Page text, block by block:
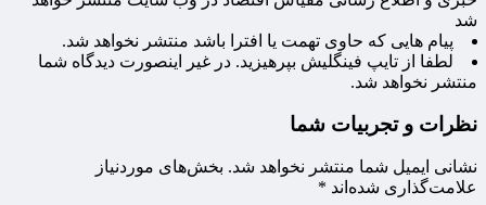
شد
پیام هایی که حاوی تهمت یا افترا باشد منتشر نخواهد شد.
لطفا از تایپ فینگلیش بپرهیزید. در غیر اینصورت دیدگاه شما
منتشر نخواهد شد.
نظرات و تجربیات شما
نشانی ایمیل شما منتشر نخواهد شد. بخش‌های موردنیاز
علامت‌گذاری شده‌اند *